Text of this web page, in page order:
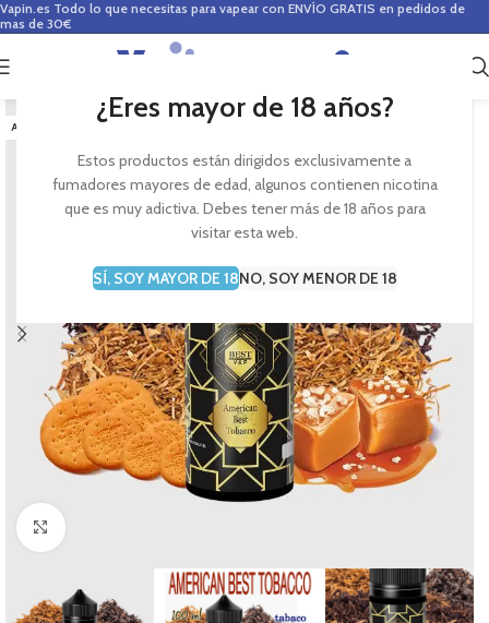
¿Eres mayor de 18 años?
Estos productos están dirigidos exclusivamente a
fumadores mayores de edad, algunos contienen nicotina
que es muy adictiva. Debes tener más de 18 años para
visitar esta web.
SÍ, SOY MAYOR DE 18NO, SOY MENOR DE 18
Vapin.es Todo lo que necesitas para vapear con ENVÍO GRATIS en pedidos de
mas de 30€
0
AGOTADO